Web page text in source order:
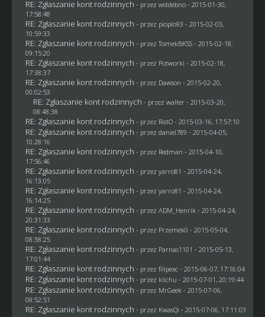
RE: Zgłaszanie kont rodzinnych - przez wstdebno- 2015-01-30,
17:58:48
RE: Zgłaszanie kont rodzinnych - przez pioplo93 - 2015-02-03,
10:59:33
RE: Zgłaszanie kont rodzinnych - przezTomekBKSS- 2015-02-18,
09:15:20
RE: Zgłaszanie kont rodzinnych - przez Potworki - 2015-02-18,
17:38:37
RE: Zgłaszanie kont rodzinnych - przez Dawson - 2015-02-20,
00:02:53
RE: Zgłaszanie kont rodzinnych - przez walter- 2015-03-20,
08:48:38
RE: Zgłaszanie kont rodzinnych - przez RistO- 2015-03-16, 17:57:10
RE: Zgłaszanie kont rodzinnych - przez daniel789 - 2015-04-05,
10:28:16
RE: Zgłaszanie kont rodzinnych - przez Redman - 2015-04-10,
17:56:46
RE: Zgłaszanie kont rodzinnych - przez yarro81 - 2015-04-24,
16:13:05
RE: Zgłaszanie kont rodzinnych - przez yarro81 - 2015-04-24,
16:14:25
RE: Zgłaszanie kont rodzinnych - przez ADM_Henrik- 2015-04-24,
20:31:33
RE: Zgłaszanie kont rodzinnych - przez Przemek0 - 2015-05-04,
08:38:25
RE: Zgłaszanie kont rodzinnych - przez Parnas1101 - 2015-05-13,
17:01:44
RE: Zgłaszanie kont rodzinnych - przez filipexc- 2015-06-07, 17:16:04
RE: Zgłaszanie kont rodzinnych - przez klichu - 2015-07-01, 20:19:44
RE: Zgłaszanie kont rodzinnych - przez MrGeek- 2015-07-06,
08:52:51
RE: Zgłaszanie kont rodzinnych - przez KwasQi - 2015-07-06, 17:11:03